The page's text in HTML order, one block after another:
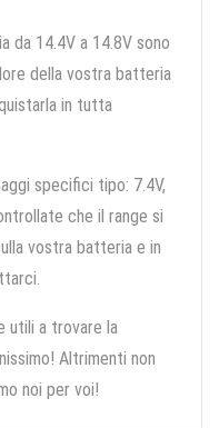
da 14.4V a 14.8V sono
della vostra batteria
in tutta
specifici tipo: 7.4V,
che il range si
vostra batteria e in
utili a trovare la
Altrimenti non
noi per voi!